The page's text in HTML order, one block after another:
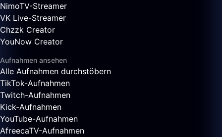
NimoTV-Streamer
VK Live-Streamer
Chzzk Creator
YouNow Creator
Aufnahmen ansehen
Alle Aufnahmen durchstöbern
TikTok-Aufnahmen
Twitch-Aufnahmen
Kick-Aufnahmen
YouTube-Aufnahmen
AfreecaTV-Aufnahmen